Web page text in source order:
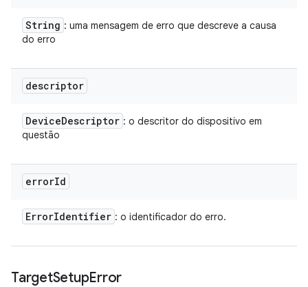
String : uma mensagem de erro que descreve a causa
do erro
descriptor
DeviceDescriptor : o descritor do dispositivo em
questão
errorId
ErrorIdentifier : o identificador do erro.
TargetSetupError